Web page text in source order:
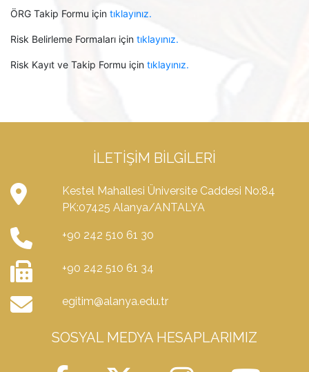
ÖRG Takip Formu için tıklayınız.
Risk Belirleme Formaları için tıklayınız.
Risk Kayıt ve Takip Formu için tıklayınız.
İLETIŞIM BILGILERI
Kestel Mahallesi Üniversite Caddesi No:84
PK:07425 Alanya/ANTALYA
+90 242 510 61 30
+90 242 510 61 34
egitim@alanya.edu.tr
SOSYAL MEDYA HESAPLARIMIZ